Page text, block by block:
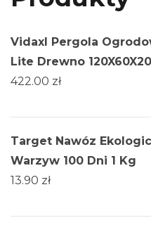
Vidaxl Pergola
Lite Drewno
422.00 zł
Target Nawóz
Warzyw 100 Dni 1 Kg
13.90 zł